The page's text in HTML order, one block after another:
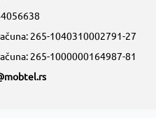
265-1040310002791-27
265-1000000164987-81